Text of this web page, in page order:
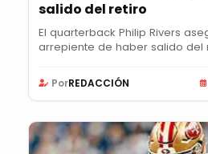
salido del retiro
El quarterback Philip Rivers
arrepiente de haber salido del
PorREDACCIÓN